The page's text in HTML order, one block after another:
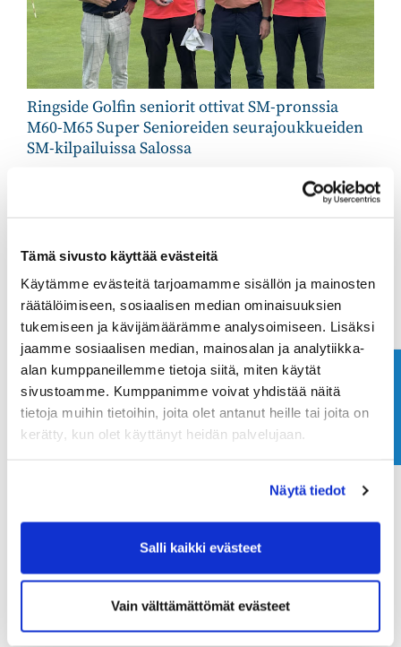
Tämä sivusto käyttää evästeitä
Käytämme evästeitä tarjoamamme sisällön ja mainosten
räätälöimiseen, sosiaalisen median ominaisuuksien
tukemiseen ja kävijämäärämme analysoimiseen. Lisäksi
jaamme sosiaalisen median, mainosalan ja analytiikka-
alan kumppaneillemme tietoja siitä, miten käytät
sivustoamme. Kumppanimme voivat yhdistää näitä
tietoja muihin tietoihin, joita olet antanut heille tai joita on
kerätty, kun olet käyttänyt heidän palvelujaan.
Näytä tiedot
Salli kaikki evästeet
Vain välttämättömät evästeet
Ringside Golfin seniorit ottivat SM-pronssia
M60-M65 Super Senioreiden seurajoukkueiden
SM-kilpailuissa Salossa
Ringside Golfin joukkueessa pelasivat Ville Wright,
Jarmo Lonkola, Harri Marjala, Jouko Latvakangas ja
1. Pickala Golf Club +27
2. Messilä Golf +35
3. Espoo Ringside Golf +40
TULOKSET
SUOMEN GOLFSENIORIT